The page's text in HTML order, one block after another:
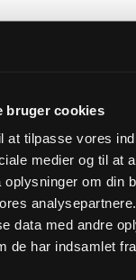
bruger cookies
at tilpasse vores
medier og til at
om din
data med andre
de har indsamlet
Member